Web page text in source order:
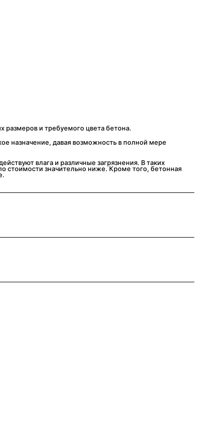
размеров и требуемого цвета бетона.
назначение, давая возможность в полной мере
влага и различные загрязнения. В таких
стоимости значительно ниже. Кроме того, бетонная